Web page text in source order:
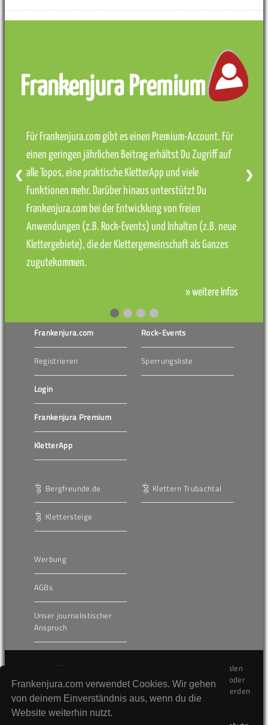
Frankenjura.com verwendet Cookies. Wir gehen
von deinem Einverständnis aus, wenn du die
Website weiterhin nutzt.
Frankenjura Premium
Für Frankenjura.com gibt es einen Premium-Account. Für
einen geringen jährlichen Beitrag erhältst Du Zugriff auf
alle Topos, eine praktische KletterApp und viele
Funktionen mehr. Darüber hinaus unterstützt Du
Frankenjura.com bei der Entwicklung von freien
Anwendungen (z.B. Rock-Events) und Inhalten (z.B. neue
Klettergebiete), die der Klettergemeinschaft als Ganzes
zugutekommen.
» weitere Infos
❮ ❯
Frankenjura.com
Registrieren
Login
Frankenjura Premium
KletterApp
Rock-Events
Sperrungsliste
Bergfreunde.de
Klettersteige
Klettern Trubachtal
Werbung
AGBs
Unser journalistischer
Anspruch
Die hier veröffentlichten Inhalte unterliegen dem internationalen
Urheberrecht (Copyright) und dürfen nicht kopiert, verändert oder
unverändert wiederveröffentlicht werden. Gegen Verstöße werden
wir auf juristischem Wege vorgehen.